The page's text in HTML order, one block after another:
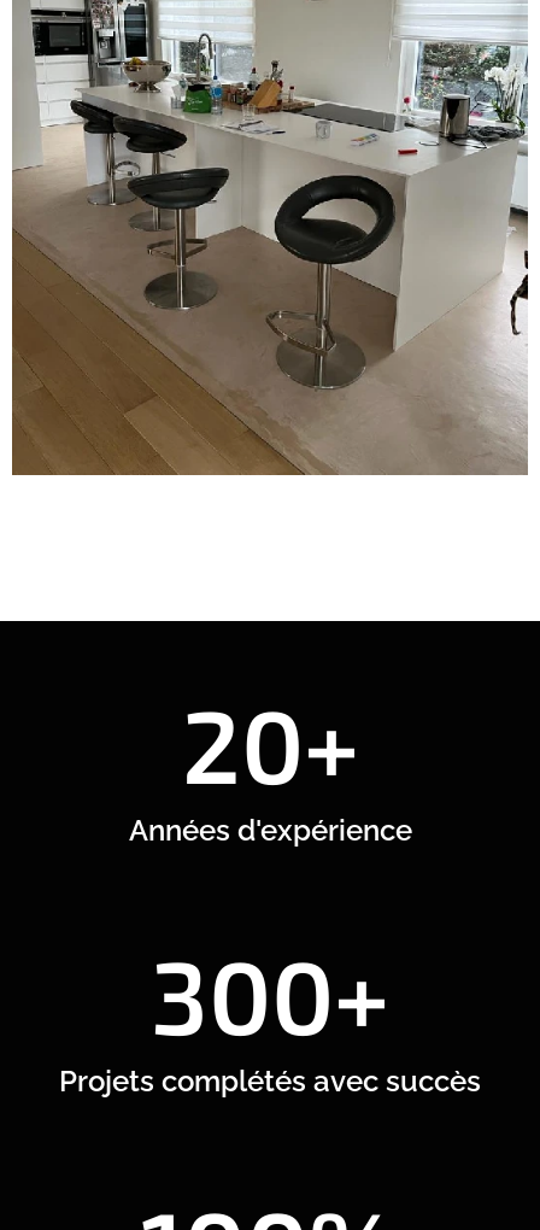
20+
Années d'expérience
300+
Projets complétés avec succès